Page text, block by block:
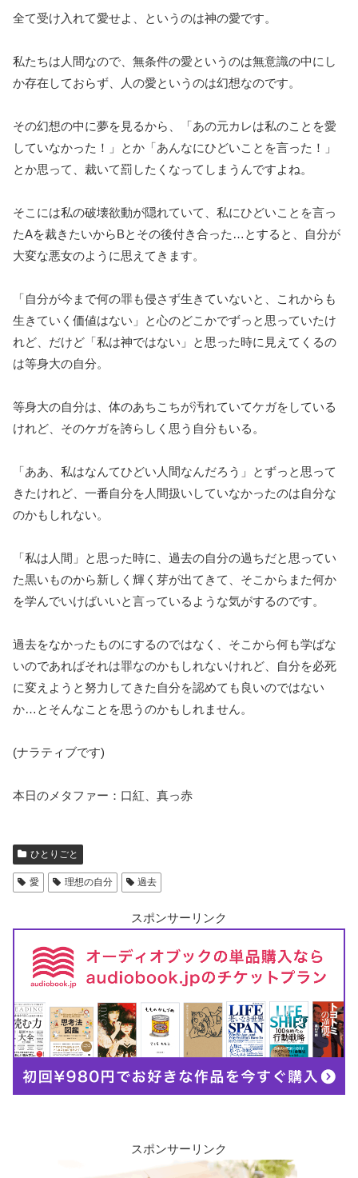
全て受け入れて愛せよ、というのは神の愛です。
私たちは人間なので、無条件の愛というのは無意識の中にし
か存在しておらず、人の愛というのは幻想なのです。
その幻想の中に夢を見るから、「あの元カレは私のことを愛
していなかった！」とか「あんなにひどいことを言った！」
とか思って、裁いて罰したくなってしまうんですよね。
そこには私の破壊欲動が隠れていて、私にひどいことを言っ
たAを裁きたいからBとその後付き合った…とすると、自分が
大変な悪女のように思えてきます。
「自分が今まで何の罪も侵さず生きていないと、これからも
生きていく価値はない」と心のどこかでずっと思っていたけ
れど、 だけど「私は神ではない」と思った時に見えてくるの
は等身大の自分。
等身大の自分は、体のあちこちが汚れていてケガをしている
けれど、そのケガを誇らしく思う自分もいる。
「ああ、私はなんてひどい人間なんだろう」とずっと思って
きたけれど、一番自分を人間扱いしていなかったのは自分な
のかもしれない。
「私は人間」と思った時に、過去の自分の過ちだと思ってい
た黒いものから新しく輝く芽が出てきて、そこからまた何か
を学んでいけばいいと言っているような気がするのです。
過去をなかったものにするのではなく、そこから何も学ばな
いのであればそれは罪なのかもしれないけれど、自分を必死
に変えようと努力してきた自分を認めても良いのではない
か…とそんなことを思うのかもしれません。
(ナラティブです)
本日のメタファー：口紅、真っ赤
ひとりごと
愛 理想の自分 過去
スポンサーリンク
スポンサーリンク